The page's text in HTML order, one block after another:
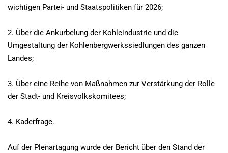
wichtigen Partei- und Staatspolitiken für 2026;
2. Über die Ankurbelung der Kohleindustrie und die
Umgestaltung der Kohlenbergwerkssiedlungen des ganzen
Landes;
3. Über eine Reihe von Maßnahmen zur Verstärkung der Rolle
der Stadt- und Kreisvolkskomitees;
4. Kaderfrage.
Auf der Plenartagung wurde der Bericht über den Stand der